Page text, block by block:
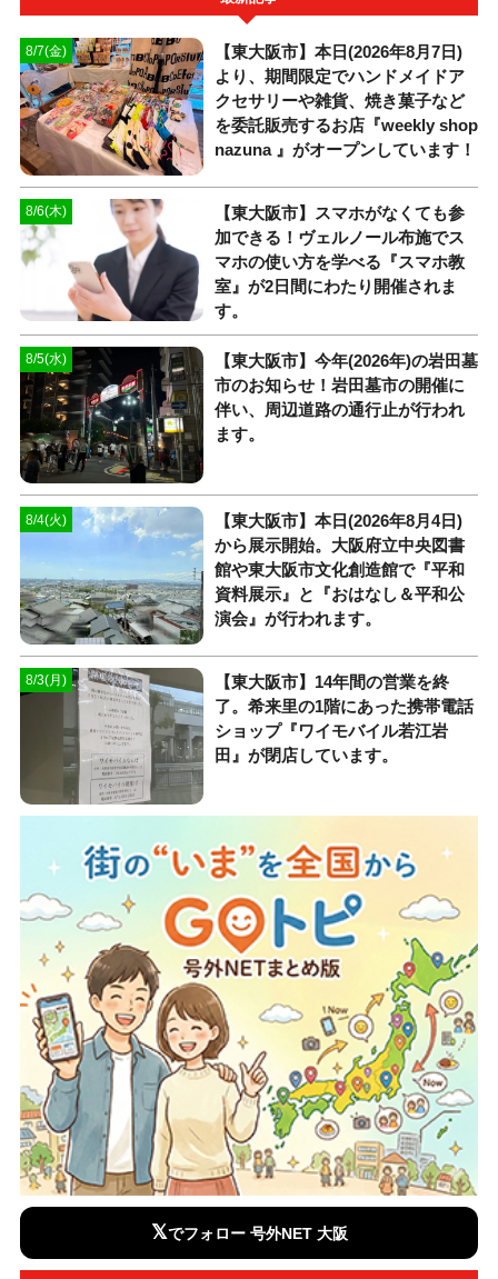
8/7(金)
【東大阪市】本日(2026年8月7日)
より、期間限定でハンドメイドア
クセサリーや雑貨、焼き菓子など
を委託販売するお店『weekly shop
nazuna 』がオープンしています！
8/6(木)
【東大阪市】スマホがなくても参
加できる！ヴェルノール布施でス
マホの使い方を学べる『スマホ教
室』が2日間にわたり開催されま
す。
8/5(水)
【東大阪市】今年(2026年)の岩田墓
市のお知らせ！岩田墓市の開催に
伴い、周辺道路の通行止が行われ
ます。
8/4(火)
【東大阪市】本日(2026年8月4日)
から展示開始。大阪府立中央図書
館や東大阪市文化創造館で『平和
資料展示』と『おはなし＆平和公
演会』が行われます。
8/3(月)
【東大阪市】14年間の営業を終
了。希来里の1階にあった携帯電話
ショップ『ワイモバイル若江岩
田』が閉店しています。
𝕏でフォロー 号外NET 大阪